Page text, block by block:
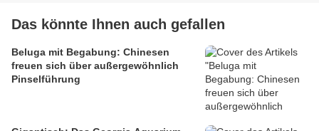
Das könnte Ihnen auch gefallen
Beluga mit Begabung: Chinesen
freuen sich über außergewöhnlich
Pinselführung